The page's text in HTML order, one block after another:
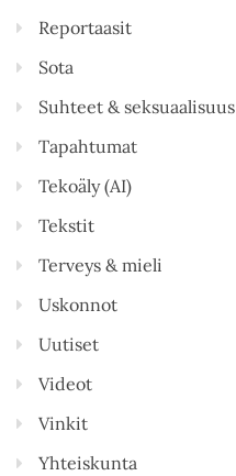
Reportaasit
Sota
Suhteet & seksuaalisuus
Tapahtumat
Tekoäly (AI)
Tekstit
Terveys & mieli
Uskonnot
Uutiset
Videot
Vinkit
Yhteiskunta